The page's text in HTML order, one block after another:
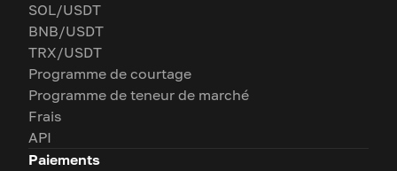
SOL/USDT
BNB/USDT
TRX/USDT
Programme de courtage
Programme de teneur de marché
Frais
API
Paiements